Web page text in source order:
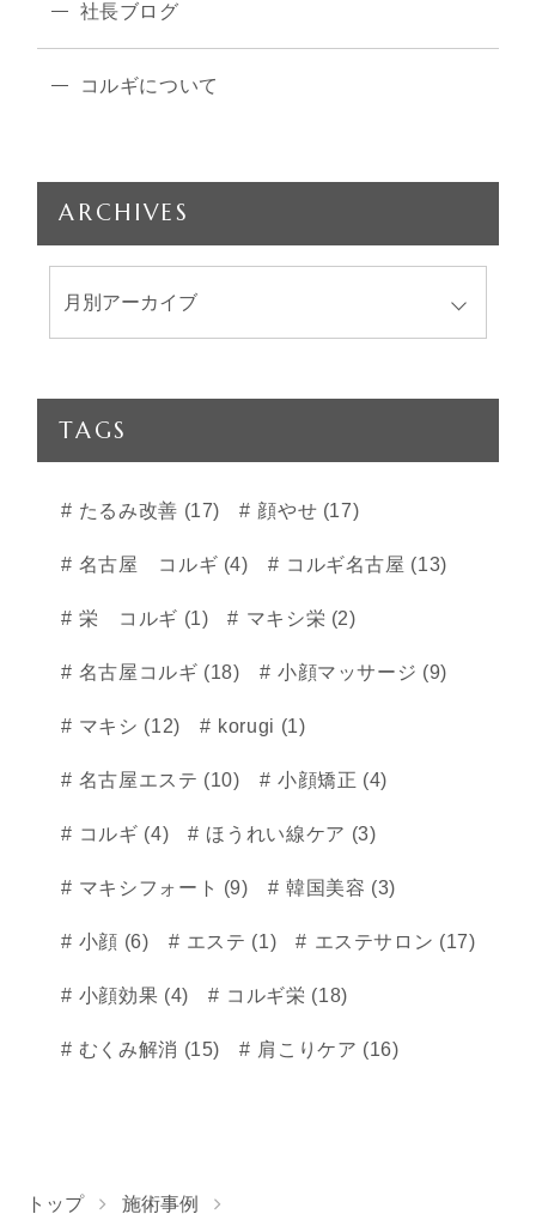
社長ブログ
コルギについて
ARCHIVES
TAGS
たるみ改善 (17) 顔やせ (17)
名古屋 コルギ (4) コルギ名古屋 (13)
栄 コルギ (1) マキシ栄 (2)
名古屋コルギ (18) 小顔マッサージ (9)
マキシ (12) korugi (1)
名古屋エステ (10) 小顔矯正 (4)
コルギ (4) ほうれい線ケア (3)
マキシフォート (9) 韓国美容 (3)
小顔 (6) エステ (1) エステサロン (17)
小顔効果 (4) コルギ栄 (18)
むくみ解消 (15) 肩こりケア (16)
トップ
施術事例